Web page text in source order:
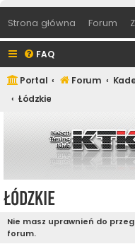
Strona główna Forum
FAQ
Portal Forum
Łódzkie
Łódzkie
Nie masz uprawnień do
forum.